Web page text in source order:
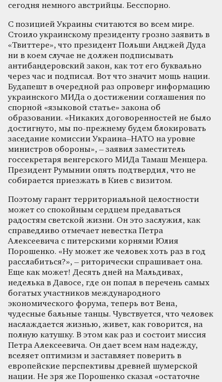
сегодня немного австрийцы. Бесспорно.
С позицией Украины считаются во всем мире.
Стоило украинскому президенту грозно заявить в
«Твиттере», что президент Польши Анджей Дуда
ни в коем случае не должен подписывать
антибандеровский закон, как тот его буквально
через час и подписал. Вот что значит мощь нации.
Будапешт в очередной раз опроверг информацию
украинского МИДа о достижении соглашения по
спорной «языковой статье» закона об
образовании. «Никаких договоренностей не было
достигнуто, мы по-прежнему будем блокировать
заседание комиссии Украина–НАТО на уровне
министров обороны», – заявил заместитель
госсекретаря венгерского МИДа Тамаш Менцера.
Президент Румынии опять подтвердил, что не
собирается приезжать в Киев с визитом.
Поэтому гарант территориальной целостности
может со спокойным сердцем предаваться
радостям светской жизни. Он это заслужил, как
справедливо отмечает невестка Петра
Алексеевича с питерскими корнями Юлия
Порошенко. «Ну может же человек хоть раз в год
расслабиться?», – риторически спрашивает она.
Еще как может! Десять дней на Мальдивах,
неделька в Давосе, где он попал в перечень самых
богатых участников международного
экономического форума, теперь вот Вена,
чудесные бальные танцы. Чувствуется, что человек
наслаждается жизнью, живет, как говорится, на
полную катушку. В этом как раз и состоит миссия
Петра Алексеевича. Он дает всем нам надежду,
вселяет оптимизм и заставляет поверить в
европейские перспективы древней шумерской
нации. Не зря же Порошенко сказал «остаточне